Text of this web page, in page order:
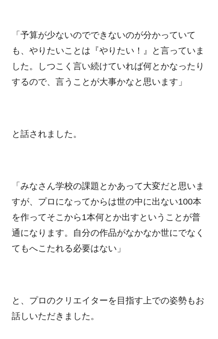
「予算が少ないのでできないのが分かっていて
も、やりたいことは『やりたい！』と言っていま
した。しつこく言い続けていれば何とかなったり
するので、言うことが大事かなと思います」
と話されました。
「みなさん学校の課題とかあって大変だと思いま
すが、プロになってからは世の中に出ない100本
を作ってそこから 1本何とか出すということが普
通になります。自分の作品がなかなか世にでなく
てもへこたれる必要はない」
と、プロのクリエイターを目指す上での姿勢もお
話しいただきました。